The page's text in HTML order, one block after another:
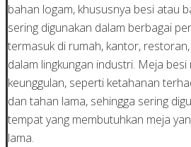
bahan logam, khususnya besi atau
sering digunakan dalam berbagai
termasuk di rumah, kantor,
dalam lingkungan industri. Meja
keunggulan, seperti ketahanan
dan tahan lama, sehingga sering
tempat yang membutuhkan meja
lama.